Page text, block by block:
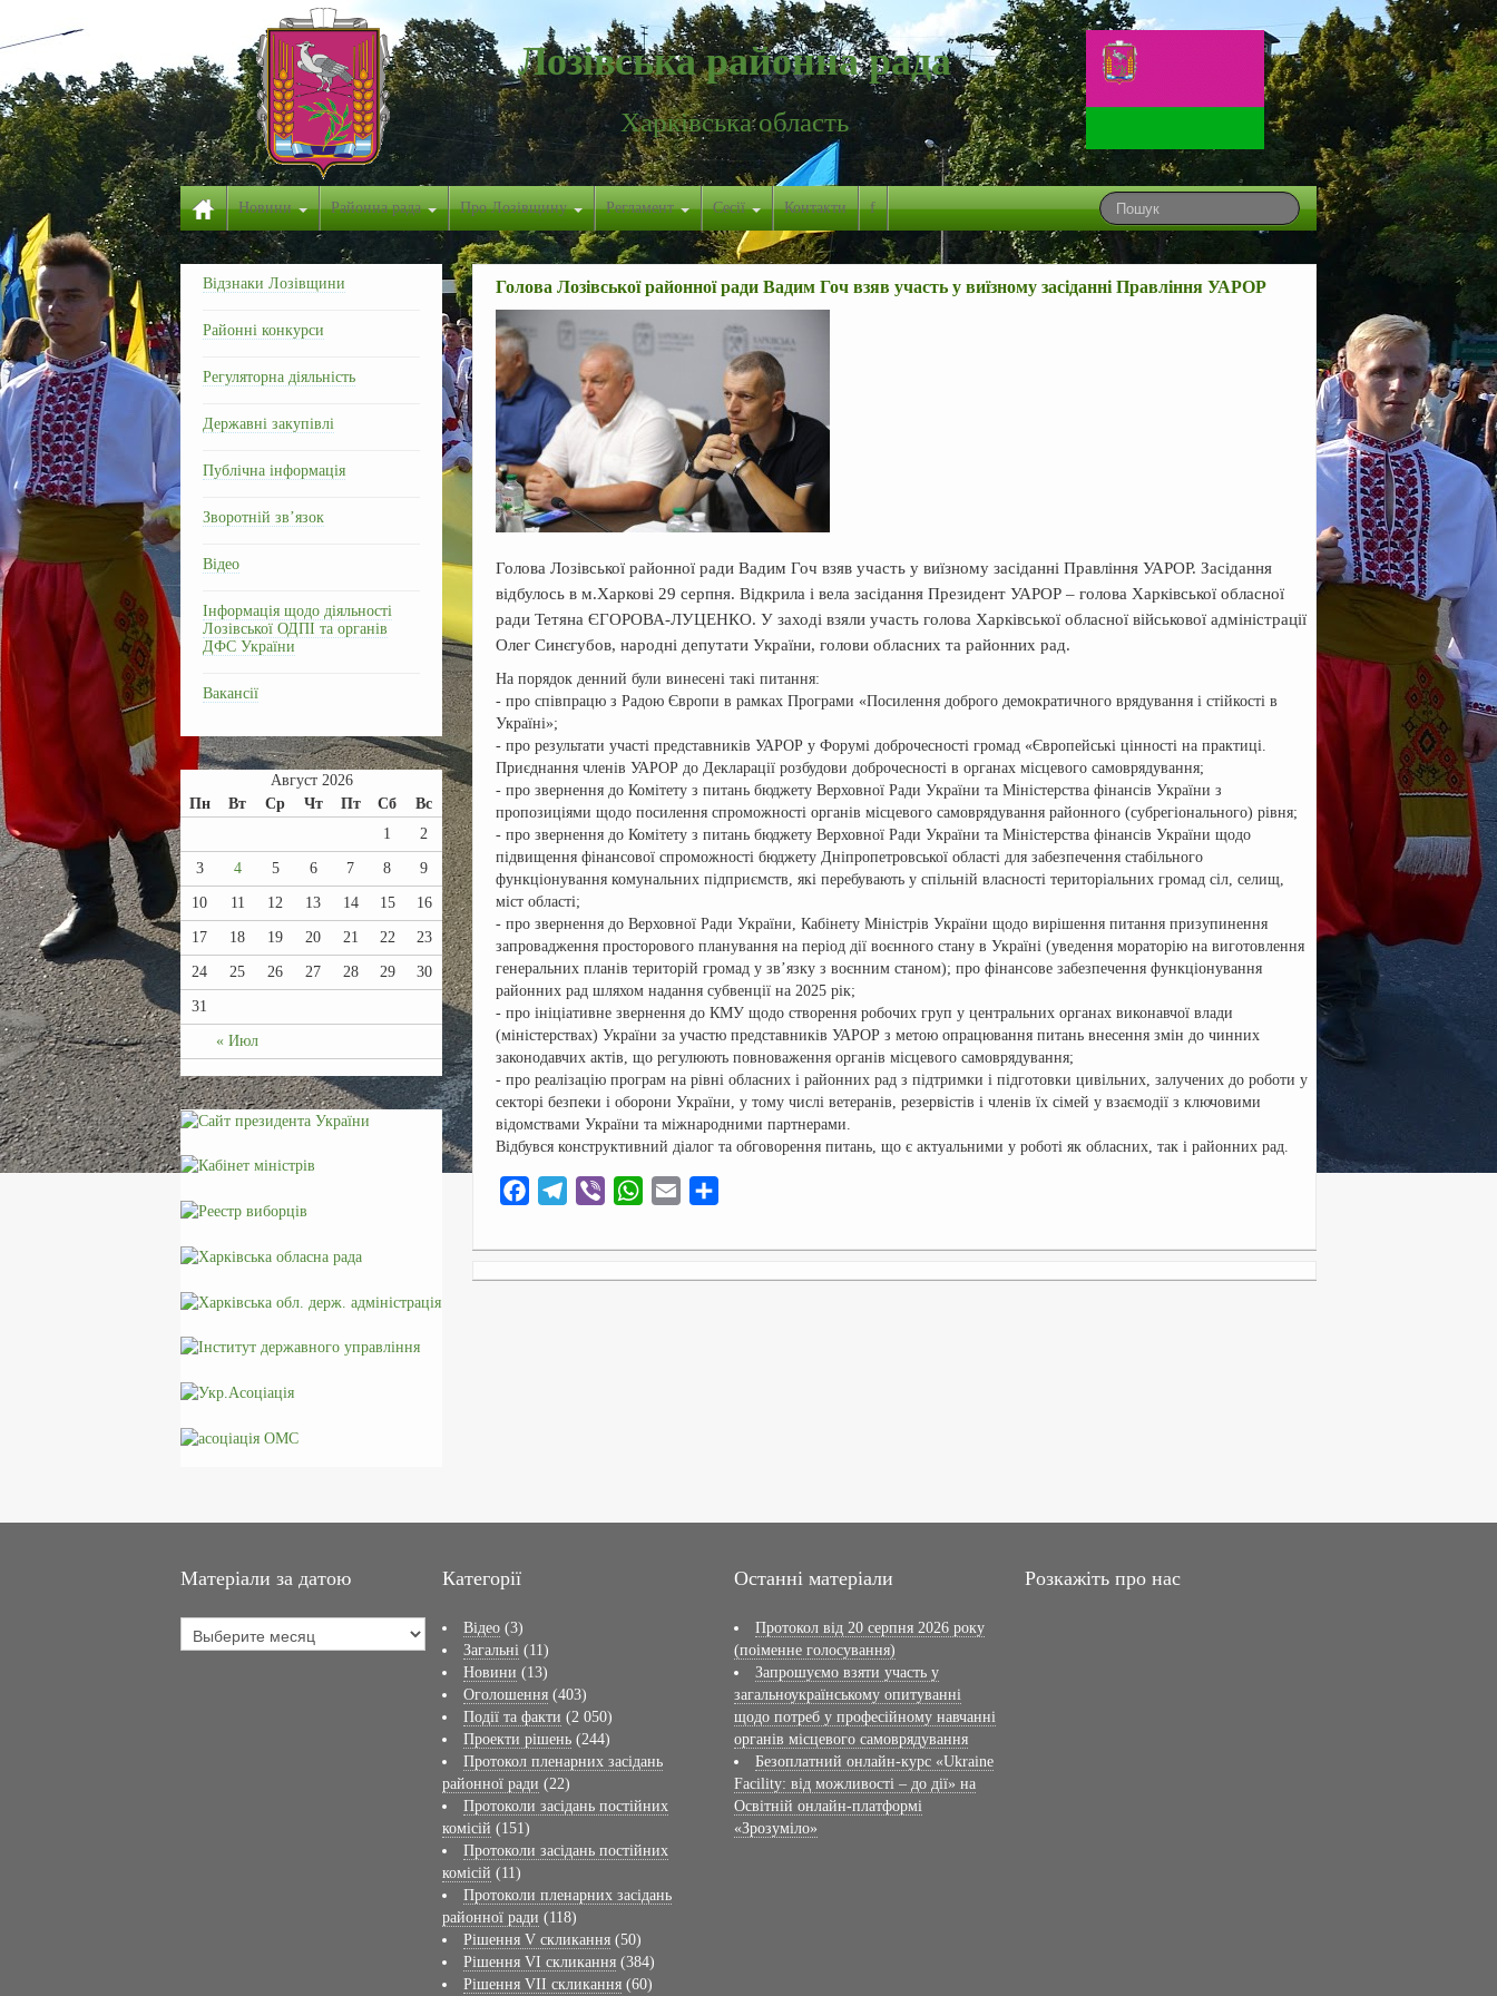
Лозівська районна рада
Харківська область
Новини Районна рада Про Лозівщину Регламент Сесії Контакти f
Голова Лозівської районної ради Вадим Гоч взяв участь у виїзному засіданні Правління УАРОР
Голова Лозівської районної ради Вадим Гоч взяв участь у виїзному засіданні Правління УАРОР. Засідання
відбулось в м.Харкові 29 серпня. Відкрила і вела засідання Президент УАРОР – голова Харківської обласної
ради Тетяна ЄГОРОВА-ЛУЦЕНКО. У заході взяли участь голова Харківської обласної військової адміністрації
Олег Синєгубов, народні депутати України, голови обласних та районних рад.
На порядок денний були винесені такі питання:
- про співпрацю з Радою Європи в рамках Програми «Посилення доброго демократичного врядування і стійкості в
Україні»;
- про результати участі представників УАРОР у Форумі доброчесності громад «Європейські цінності на практиці.
Приєднання членів УАРОР до Декларації розбудови доброчесності в органах місцевого самоврядування;
- про звернення до Комітету з питань бюджету Верховної Ради України та Міністерства фінансів України з
пропозиціями щодо посилення спроможності органів місцевого самоврядування районного (субрегіонального) рівня;
- про звернення до Комітету з питань бюджету Верховної Ради України та Міністерства фінансів України щодо
підвищення фінансової спроможності бюджету Дніпропетровської області для забезпечення стабільного
функціонування комунальних підприємств, які перебувають у спільній власності територіальних громад сіл, селищ,
міст області;
- про звернення до Верховної Ради України, Кабінету Міністрів України щодо вирішення питання призупинення
запровадження просторового планування на період дії воєнного стану в Україні (уведення мораторію на виготовлення
генеральних планів територій громад у зв’язку з воєнним станом); про фінансове забезпечення функціонування
районних рад шляхом надання субвенції на 2025 рік;
- про ініціативне звернення до КМУ щодо створення робочих груп у центральних органах виконавчої влади
(міністерствах) України за участю представників УАРОР з метою опрацювання питань внесення змін до чинних
законодавчих актів, що регулюють повноваження органів місцевого самоврядування;
- про реалізацію програм на рівні обласних і районних рад з підтримки і підготовки цивільних, залучених до роботи у
секторі безпеки і оборони України, у тому числі ветеранів, резервістів і членів їх сімей у взаємодії з ключовими
відомствами України та міжнародними партнерами.
Відбувся конструктивний діалог та обговорення питань, що є актуальними у роботі як обласних, так і районних рад.
c
e
l
e
b
e
W
a
t
a
i
п
р
Відзнаки Лозівщини
Районні конкурси
Регуляторна діяльність
Державні закупівлі
Публічна інформація
Зворотній зв’язок
Відео
Інформація щодо діяльності
Лозівської ОДПІ та органів
ДФС України
Вакансії
Август 2026
Пн
Вт Ср Чт Пт Сб Вс
« Июл
1 2
3 4 5 6 7 8 9
10 11 12 13 14 15 16
17 18 19 20 21 22 23
24 25 26 27 28 29 30
31
Матеріали за датою Категорії
Відео (3)
Загальні (11)
Новини (13)
Оголошення (403)
Події та факти (2 050)
Проекти рішень (244)
Протокол пленарних засідань
районної ради (22)
Протоколи засідань постійних
комісій (151)
Протоколи засідань постійних
комісій (11)
Протоколи пленарних засідань
районної ради (118)
Рішення V скликання (50)
Рішення VI скликання (384)
Рішення VII скликання (60)
Останні матеріали
Протокол від 20 серпня 2026 року
(поіменне голосування)
Запрошуємо взяти участь у
загальноукраїнському опитуванні
щодо потреб у професійному навчанні
органів місцевого самоврядування
Безоплатний онлайн-курс «Ukraine
Facility: від можливості – до дії» на
Освітній онлайн-платформі
«Зрозуміло»
Розкажіть про нас